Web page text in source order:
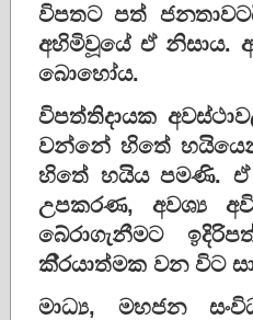
විපතට පත්
අහිමිවූයේ ඒ නිසාය.
බොහෝය.
විපත්තිදායක
වන්නේ හිතේ
හිතේ හයිය පමණි. ඒ
උපකරණ, අවශ්‍ය
බේරාගැනීමට
කි‍්‍රයාත්මක වන විට
මාධ්‍ය, මහජන